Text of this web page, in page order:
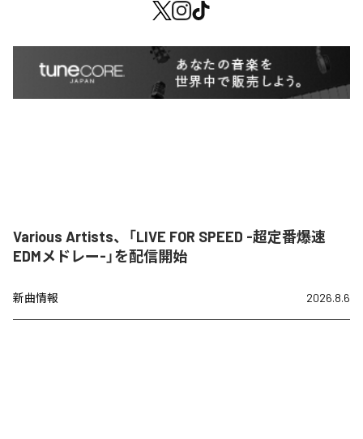
Various Artists、「LIVE FOR SPEED -超定番爆速
EDMメドレー-」を配信開始
新曲情報 2026.8.6